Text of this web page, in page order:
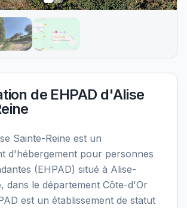
de EHPAD d'Alise
Sainte-Reine est un
d'hébergement pour personnes
(EHPAD) situé à Alise-
dans le département Côte-d'Or
est un établissement de statut